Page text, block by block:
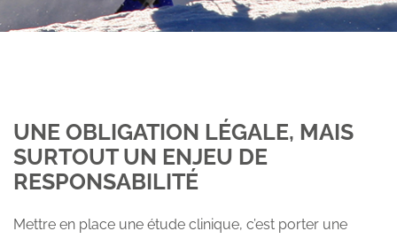
UNE OBLIGATION LÉGALE, MAIS
SURTOUT UN ENJEU DE
RESPONSABILITÉ
Mettre en place une étude clinique, c’est porter une